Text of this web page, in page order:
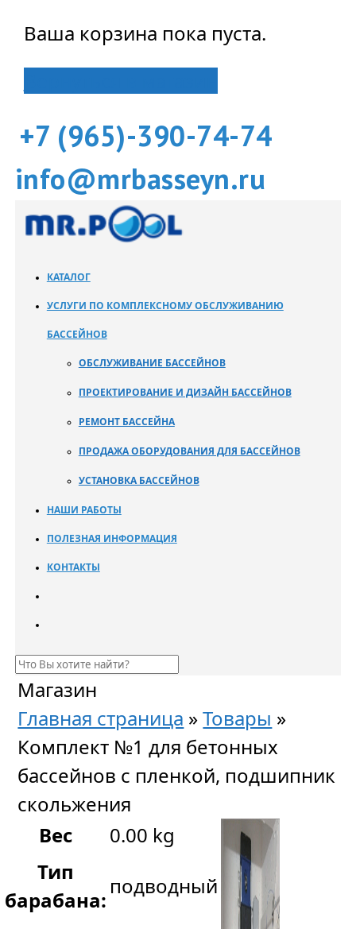
Ваша корзина пока пуста.
+7 (965)-390-74-74
info@mrbasseyn.ru
КАТАЛОГ
УСЛУГИ ПО КОМПЛЕКСНОМУ ОБСЛУЖИВАНИЮ
БАССЕЙНОВ
ОБСЛУЖИВАНИЕ БАССЕЙНОВ
ПРОЕКТИРОВАНИЕ И ДИЗАЙН БАССЕЙНОВ
РЕМОНТ БАССЕЙНА
ПРОДАЖА ОБОРУДОВАНИЯ ДЛЯ БАССЕЙНОВ
УСТАНОВКА БАССЕЙНОВ
НАШИ РАБОТЫ
ПОЛЕЗНАЯ ИНФОРМАЦИЯ
КОНТАКТЫ
Магазин
Главная страница »Товары »
Комплект №1 для бетонных
бассейнов с пленкой, подшипник
скольжения
Вес
0.00 kg
Тип
барабана:
подводный